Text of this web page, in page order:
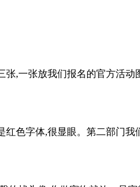
,一张放我们报名的官方活动
色字体,很显眼。第二部门我